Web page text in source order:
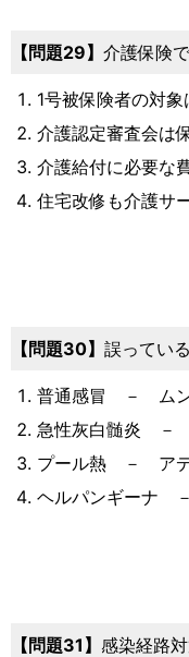
29 介護保険
1号被保険者の対
介護認定審査会は
介護給付に必要な
住宅改修も介護サ
30 誤ってい
普通感冒 － ムン
急性灰白髄炎 －
プール熱 － アデ
ヘルパンギーナ
31 感染経路